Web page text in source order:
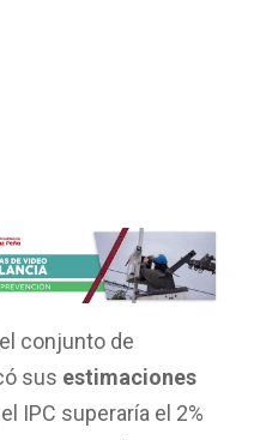
conjunto de
sus estimaciones
IPC superaría el 2%